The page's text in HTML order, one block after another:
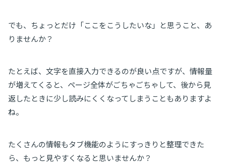
でも、ちょっとだけ「ここをこうしたいな」と思うこと、あ
りませんか？
たとえば、文字を直接入力できるのが良い点ですが、情報量
が増えてくると、ページ全体がごちゃごちゃして、後から見
返したときに少し読みにくくなってしまうこともありますよ
ね。
たくさんの情報もタブ機能のようにすっきりと整理できた
ら、もっと見やすくなると思いませんか？